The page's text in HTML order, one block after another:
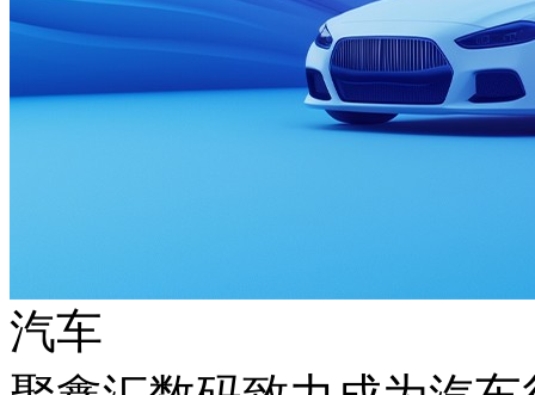
汽车